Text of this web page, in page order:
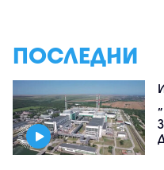
ПОСЛЕДНИ